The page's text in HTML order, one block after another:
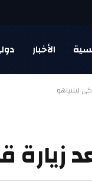
الأخبار
لنتنياهو